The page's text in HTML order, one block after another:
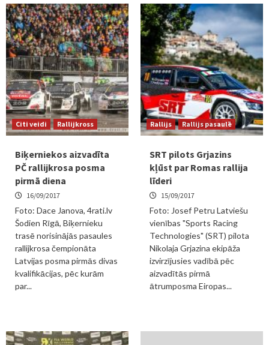
Citi veidi Rallijkross
Biķerniekos aizvadīta
PČ rallijkrosa posma
pirmā diena
16/09/2017
Foto: Dace Janova, 4rati.lv
Šodien Rīgā, Biķernieku
trasē norisinājās pasaules
rallijkrosa čempionāta
Latvijas posma pirmās divas
kvalifikācijas, pēc kurām
par...
Rallijs Rallijs pasaulē
SRT pilots Grjazins
kļūst par Romas rallija
līderi
15/09/2017
Foto: Josef Petru Latviešu
vienības "Sports Racing
Technologies" (SRT) pilota
Nikolaja Grjazina ekipāža
izvirzījusies vadībā pēc
aizvadītās pirmā
ātrumposma Eiropas...